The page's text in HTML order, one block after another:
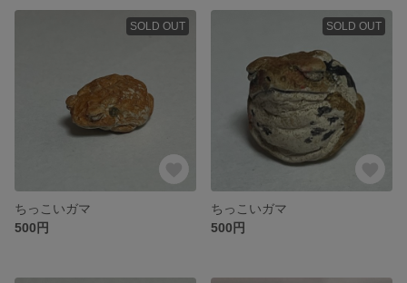
SOLD OUT
ちっこいガマ
500円
SOLD OUT
ちっこいガマ
500円